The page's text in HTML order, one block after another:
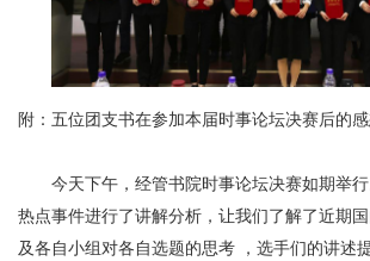
附：五位团支书在参加本届时事论坛决赛后的感
今天下午，经管书院时事论坛决赛如期举
热点事件进行了讲解分析，让我们了解了近期
及各自小组对各自选题的思考 ，选手们的讲述